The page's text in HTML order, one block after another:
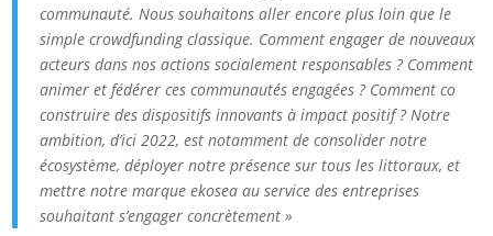
communauté. Nous souhaitons aller encore plus loin que le
simple crowdfunding classique. Comment engager de nouveaux
acteurs dans nos actions socialement responsables ? Comment
animer et fédérer ces communautés engagées ? Comment co
construire des dispositifs innovants à impact positif ? Notre
ambition, d’ici 2022, est notamment de consolider notre
écosystème, déployer notre présence sur tous les littoraux, et
mettre notre marque ekosea au service des entreprises
souhaitant s’engager concrètement »